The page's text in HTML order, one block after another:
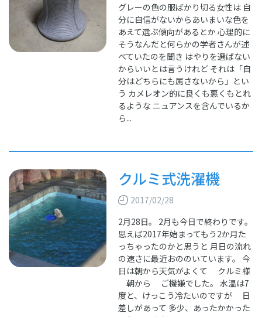
グレーの色の服ばかり切る女性は 自
分に自信がないからあいまいな色を
あえて選ぶ傾向があるとか 心理的に
そうなんだと何らかの学者さんが述
べていたのを聞き はやりを選ばない
からいいとは言うけれど それは「自
分はどちらにも属さないから」とい
う カメレオン的に良くも悪くもとれ
るような ニュアンスを含んでいるか
ら...
クルミ式洗濯機
2017/02/28
2月28日。 2月も今日で終わりです。
思えば2017年始まってもう2か月た
っちゃったのかと思うと 月日の流れ
の速さに最近おののいています。 今
日は朝から天気がよくて クルミ様
朝から ご機嫌でした。 水温は7
度と、けっこう冷たいのですが 日
差しがあって 多少、あったかかった